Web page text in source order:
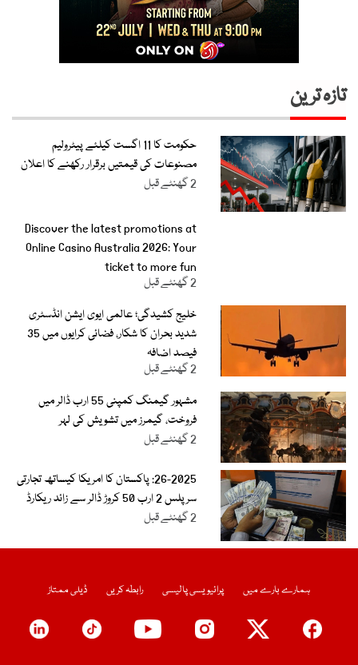
تازہ ترین
حکومت کا 11 اگست کیلئے پیٹرولیم
مصنوعات کی قیمتیں برقرار رکھنے کا اعلان
2 گھنٹے قبل
Discover the latest promotions at
Online Casino Australia 2026: Your
ticket to more fun
2 گھنٹے قبل
خلیج کشیدگی؛ عالمی ایوی ایشن انڈسٹری
شدید بحران کا شکار، فضائی کرایوں میں 35
فیصد اضافہ
2 گھنٹے قبل
مشہور گیمنگ کمپنی 55 ارب ڈالر میں
فروخت، گیمرز میں تشویش کی لہر
2 گھنٹے قبل
26-2025: پاکستان کا امریکا کیساتھ تجارتی
سرپلس 2 ارب 50 کروڑ ڈالر سے زائد ریکارڈ
2 گھنٹے قبل
ہمارے بارے میں پرائیویسی پالیسی رابطہ کریں ڈیلی ممتاز